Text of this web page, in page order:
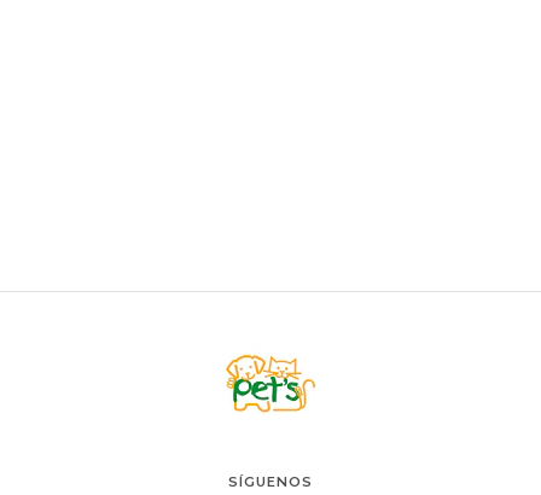
SÍGUENOS